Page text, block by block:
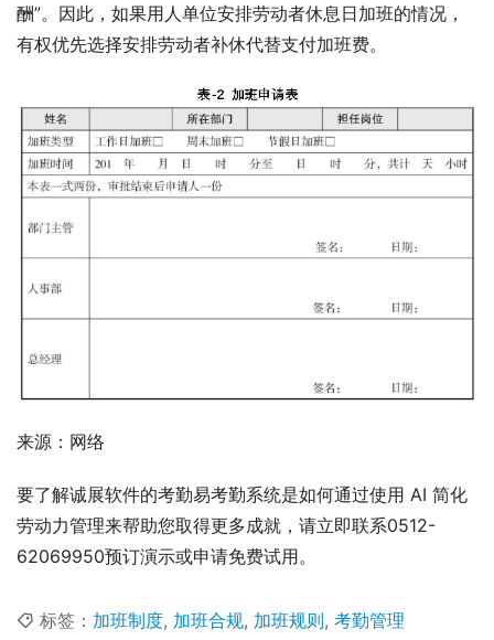
酬”。因此，如果用人单位安排劳动者休息日加班的情况，
有权优先选择安排劳动者补休代替支付加班费。
来源：网络
要了解诚展软件的考勤易考勤系统是如何通过使用 AI 简化
劳动力管理来帮助您取得更多成就，请立即联系0512-
62069950预订演示或申请免费试用。
标签： 加班制度, 加班合规, 加班规则, 考勤管理